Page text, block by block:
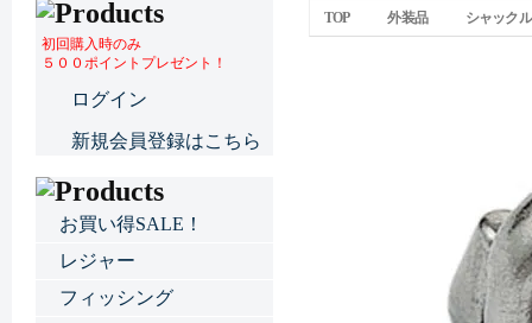
TOP 外装品 シャック
初回購入時のみ
５００ポイントプレゼント！
ログイン
新規会員登録はこちら
お買い得SALE！
レジャー
フィッシング